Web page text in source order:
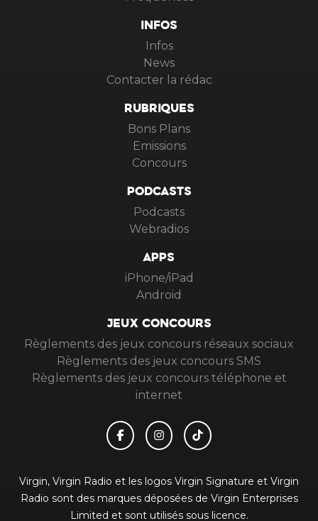
INFOS
Infos
News
Contacter la rédac
RUBRIQUES
Bons Plans
Emissions
Concours
PODCASTS
Podcasts
Webradios
APPS
iPhone/iPad
Android
JEUX CONCOURS
Règlements des jeux concours réseaux sociaux
Règlements des jeux concours SMS
Règlements des jeux concours téléphone et
internet
Virgin, Virgin Radio et les logos Virgin Signature et Virgin
Radio sont des marques déposées de Virgin Enterprises
Limited et sont utilisés sous licence.